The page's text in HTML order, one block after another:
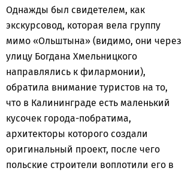
Однажды был свидетелем, как
экскурсовод, которая вела группу
мимо «Ольштына» (видимо, они через
улицу Богдана Хмельницкого
направлялись к филармонии),
обратила внимание туристов на то,
что в Калининграде есть маленький
кусочек города-побратима,
архитекторы которого создали
оригинальный проект, после чего
польские строители воплотили его в